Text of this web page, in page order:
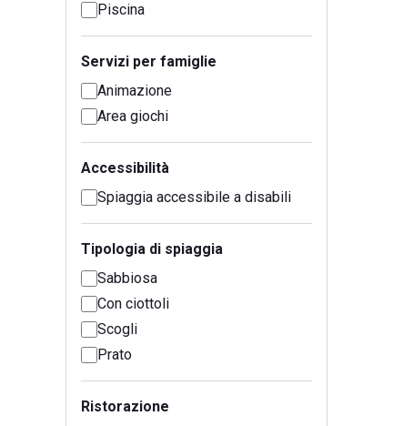
Piscina
Servizi per famiglie
Animazione
Area giochi
Accessibilità
Spiaggia accessibile a disabili
Tipologia di spiaggia
Sabbiosa
Con ciottoli
Scogli
Prato
Ristorazione